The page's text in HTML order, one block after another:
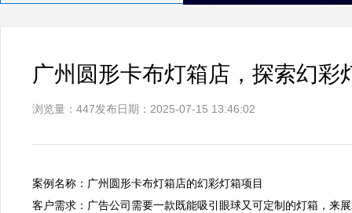
广州圆形卡布灯箱店，探索幻彩
浏览量：447发布日期：2025-07-15 13:46:02
案例名称：广州圆形卡布灯箱店的幻彩灯箱项目
客户需求：广告公司需要一款既能吸引眼球又可定制的灯箱，来